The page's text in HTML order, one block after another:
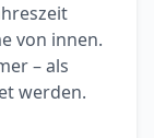
von innen.
– als
werden.